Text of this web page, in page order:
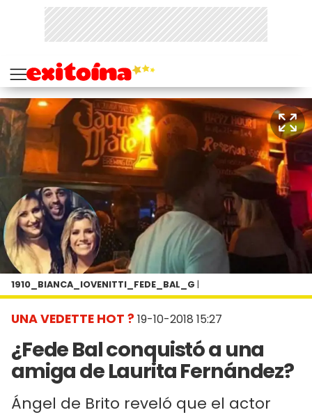
UNA VEDETTE HOT ? 19-10-2018 15:27
¿Fede Bal conquistó a una
amiga de Laurita Fernández?
Ángel de Brito reveló que el actor
1910_BIANCA_IOVENITTI_FEDE_BAL_G |